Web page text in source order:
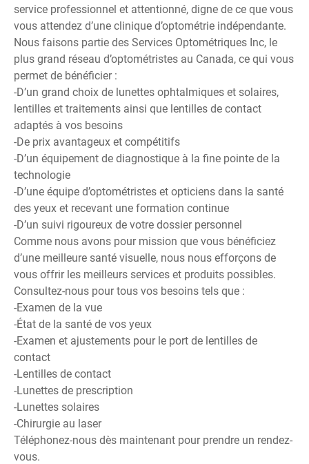
service professionnel et attentionné, digne de ce que vous
vous attendez d’une clinique d’optométrie indépendante.
Nous faisons partie des Services Optométriques Inc, le
plus grand réseau d’optométristes au Canada, ce qui vous
permet de bénéficier :
-D’un grand choix de lunettes ophtalmiques et solaires,
lentilles et traitements ainsi que lentilles de contact
adaptés à vos besoins
-De prix avantageux et compétitifs
-D’un équipement de diagnostique à la fine pointe de la
technologie
-D’une équipe d’optométristes et opticiens dans la santé
des yeux et recevant une formation continue
-D’un suivi rigoureux de votre dossier personnel
Comme nous avons pour mission que vous bénéficiez
d’une meilleure santé visuelle, nous nous efforçons de
vous offrir les meilleurs services et produits possibles.
Consultez-nous pour tous vos besoins tels que :
-Examen de la vue
-État de la santé de vos yeux
-Examen et ajustements pour le port de lentilles de
contact
-Lentilles de contact
-Lunettes de prescription
-Lunettes solaires
-Chirurgie au laser
Téléphonez-nous dès maintenant pour prendre un rendez-
vous.